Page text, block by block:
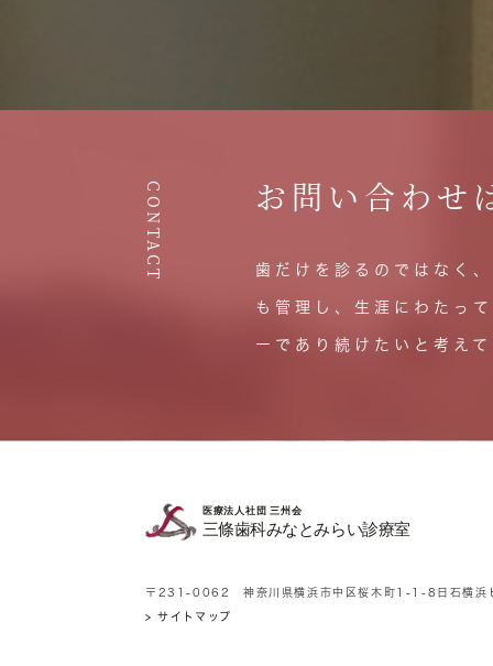
CONTACT お問い合わせ
歯だけを診るのではなく
も管理し、生涯にわたっ
ーであり続けたいと考え
〒231-0062 神奈川県横浜市中区桜木町1-1-8日石横浜
> サイトマップ